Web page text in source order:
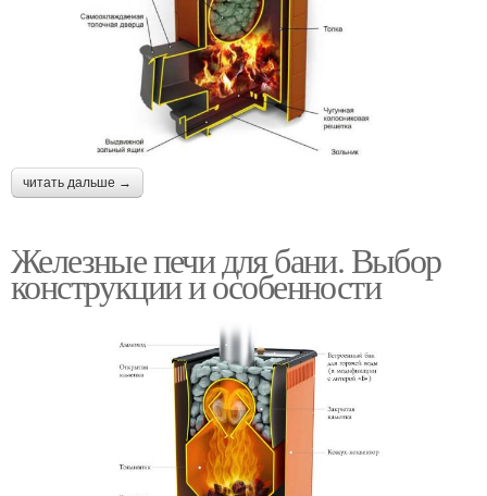
читать дальше →
Железные печи для бани. Выбор
конструкции и особенности